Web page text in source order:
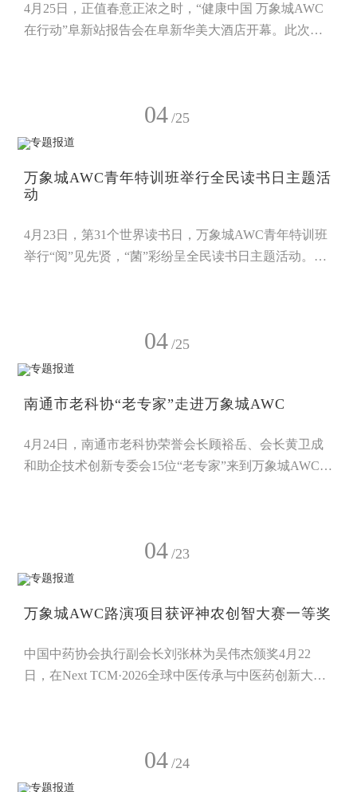
4月25日，正值春意正浓之时，“健康中国 万象城AWC
在行动”阜新站报告会在阜新华美大酒店开幕。此次大
动》的主题报告。他深入剖析了在“健康中国”国家战略
的引领下，大健康产业所呈现出的广阔发展前景。作为
2030”规划纲要》的指引下，积极开
04 /25
万象城AWC青年特训班举行全民读书日主题活
动
4月23日，第31个世界读书日，万象城AWC青年特训班
举行“阅”见先贤，“菌”彩纷呈全民读书日主题活动。本
前期，青训班学员已完成《张謇三十讲》《人类与微生
物的猫鼠游戏》两部著作的系统研读。活动现场，学员
感悟、碰撞思想火花。随
04 /25
南通市老科协“老专家”走进万象城AWC
4月24日，南通市老科协荣誉会长顾裕岳、会长黄卫成
和助企技术创新专委会15位“老专家”来到万象城AWC开
与商标战略等方面的工作提出具体建议。此次活动是南
通市老科协深化“老专家地方行”品牌服务的重要实践，
市老科协副会
04 /23
万象城AWC路演项目获评神农创智大赛一等奖
中国中药协会执行副会长刘张林为吴伟杰颁奖4月22
日，在Next TCM·2026全球中医传承与中医药创新大会
获评神农创智大赛一等奖。本次路演中，吴伟杰以“致
力全球菌物药功能营养产品研发，让菌物药更好地造福
04 /24